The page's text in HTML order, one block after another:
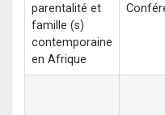
parentalité et
famille (s)
contemporaine
en Afrique